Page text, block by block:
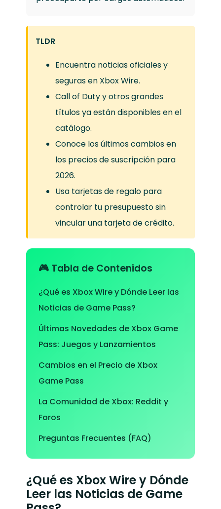
TLDR
Encuentra noticias oficiales y
seguras en Xbox Wire.
Call of Duty y otros grandes
títulos ya están disponibles en el
catálogo.
Conoce los últimos cambios en
los precios de suscripción para
2026.
Usa tarjetas de regalo para
controlar tu presupuesto sin
vincular una tarjeta de crédito.
🎮 Tabla de Contenidos
¿Qué es Xbox Wire y Dónde Leer las
Noticias de Game Pass?
Últimas Novedades de Xbox Game
Pass: Juegos y Lanzamientos
Cambios en el Precio de Xbox
Game Pass
La Comunidad de Xbox: Reddit y
Foros
Preguntas Frecuentes (FAQ)
¿Qué es Xbox Wire y Dónde
Leer las Noticias de Game